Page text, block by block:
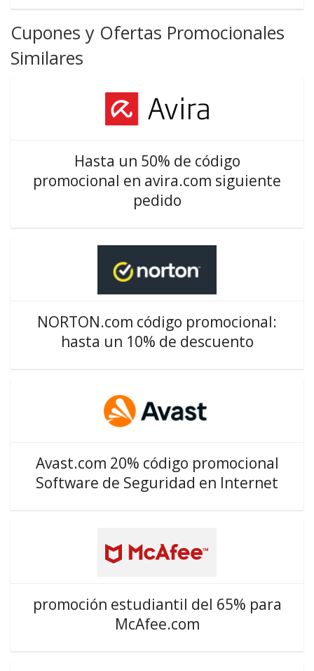
Cupones y Ofertas Promocionales
Similares
Hasta un 50% de código
promocional en avira.com siguiente
pedido
NORTON.com código promocional:
hasta un 10% de descuento
Avast.com 20% código promocional
Software de Seguridad en Internet
promoción estudiantil del 65% para
McAfee.com